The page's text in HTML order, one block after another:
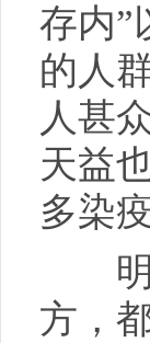
存内”
的人
人甚
天益
多染
明
方，